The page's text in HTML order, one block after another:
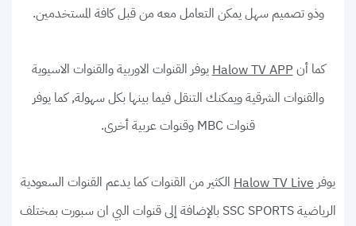
وذو تصميم سهل يمكن التعامل معه من قبل كافة المستخدمين.
كما أنHalow TV APPيوفر القنوات الاوربية والقنوات الاسيوية
والقنوات الشرقية ويمكنك التنقل فيما بينها بكل سهولة, كما يوفر
قنوات MBC وقنوات عربية أخرى.
يوفر Halow TV Live الكثير من القنوات كما يدعم القنوات السعودية
الرياضية SSC SPORTS بالإضافة إلى قنوات البي ان سبورت بمختلف